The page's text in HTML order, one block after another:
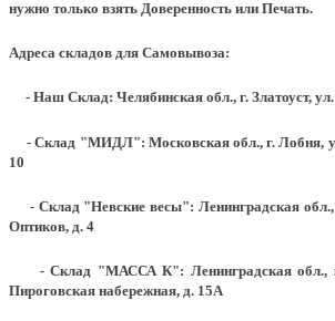
нужно только взять Доверенность или Печать.
Адреса складов для Самовывоза:
- Наш Склад: Челябинская обл., г. Златоуст,
- Склад "МИДЛ": Московская обл., г. Лобня,
10
- Склад "Невские весы": Ленинградская обл.,
Оптиков, д. 4
- Склад "МАССА К": Ленинградская обл., г.
Пироговская набережная, д. 15А